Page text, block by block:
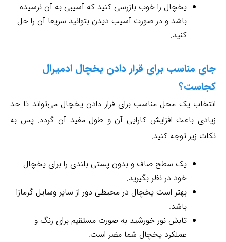
یخچال را خوب بازرسی کنید که آسیبی به آن نرسیده
باشد و در صورت آسیب دیدن بتوانید سریعا آن را حل
کنید.
جای مناسب برای قرار دادن یخچال ادمیرال
کجاست؟
انتخاب یک محل مناسب برای قرار دادن یخچال می‌تواند تا حد
زیادی باعث افزایش کارایی آن و طول مفید آن گردد. پس به
نکات زیر توجه کنید.
یک سطح صاف و بدون پستی بلندی را برای یخچال
خود در نظر بگیرید.
بهتر است یخچال در محیطی دور از سایر وسایل گرمازا
باشد.
تابش نور خورشید به صورت مستقیم برای رنگ و
عملکرد یخچال شما مضر است.